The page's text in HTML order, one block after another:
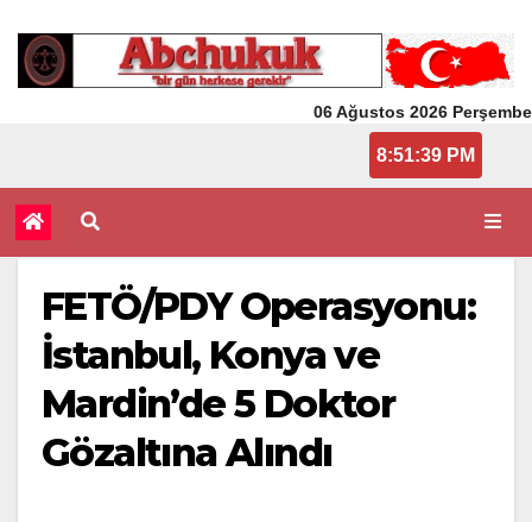
06 Ağustos 2026 Perşembe
8:51:39 PM
FETÖ/PDY Operasyonu:
İstanbul, Konya ve
Mardin’de 5 Doktor
Gözaltına Alındı